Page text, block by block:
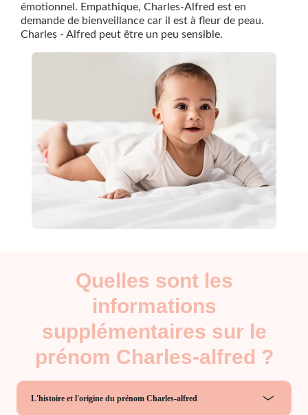
émotionnel. Empathique, Charles-Alfred est en
demande de bienveillance car il est à fleur de peau.
Charles - Alfred peut être un peu sensible.
Quelles sont les
informations
supplémentaires sur le
prénom Charles-alfred ?
L'histoire et l'origine du prénom Charles-alfred